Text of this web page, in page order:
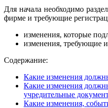
Для начала необходимо
фирме и требующие
изменения, которые
изменения, требующие
Содержание:
Какие изменения
Какие изменения
учредительные
Какие изменения,